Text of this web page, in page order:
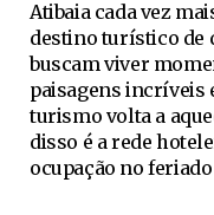
Atibaia cada vez
destino turístico de
buscam viver
paisagens incríveis
turismo volta a
disso é a rede
ocupação no